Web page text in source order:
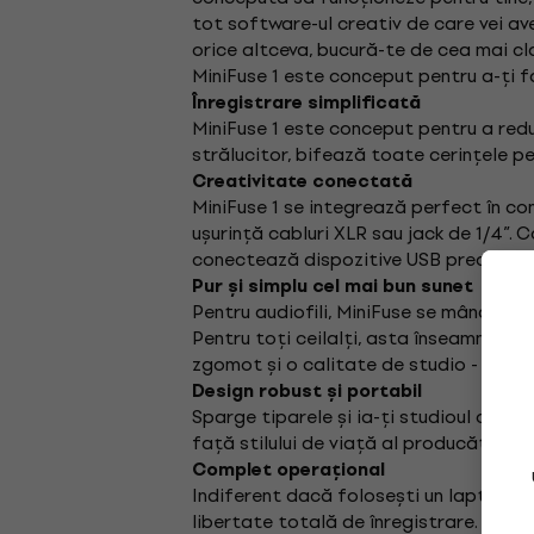
tot software-ul creativ de care vei
orice altceva, bucură-te de cea mai
MiniFuse 1 este conceput pentru a-ți
Înregistrare simplificată
MiniFuse 1 este conceput pentru a
strălucitor, bifează toate cerințele
Creativitate conectată
MiniFuse 1 se integrează perfect în
ușurință cabluri XLR sau jack de 1/
conectează dispozitive USB precum
Pur și simplu cel mai bun sunet
Pentru audiofili, MiniFuse se
Pentru toți ceilalți, asta înseamnă că
zgomot și o calitate de studio - nu
Design robust și portabil
Sparge tiparele și ia-ți studioul
față stilului de viață al
Complet operațional
Indiferent dacă folosești un laptop
libertate totală de înregistrare. Mai